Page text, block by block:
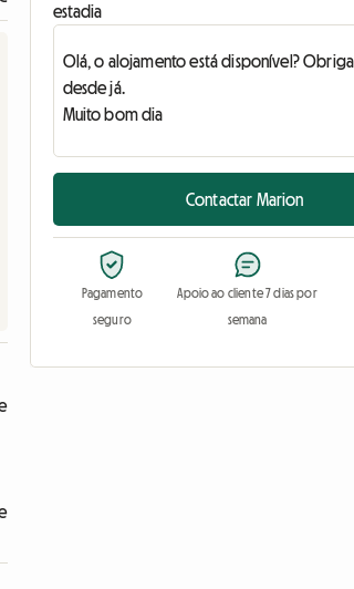
estadia
Contactar Marion
Pagamento
seguro
Apoio ao cliente 7 dias por
semana